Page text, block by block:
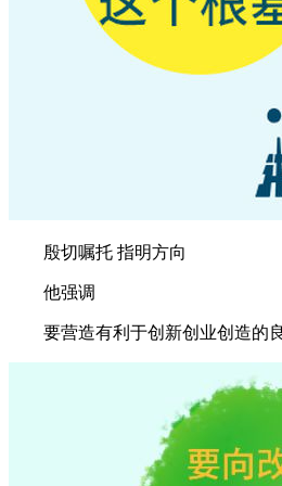
殷切嘱托 指明方向
他强调
要营造有利于创新创业创造的